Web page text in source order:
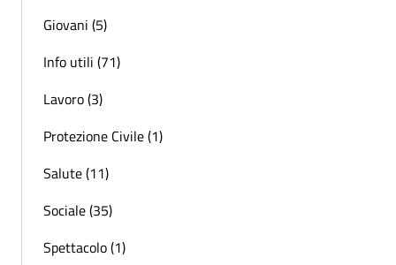
Giovani (5)
Info utili (71)
Lavoro (3)
Protezione Civile (1)
Salute (11)
Sociale (35)
Spettacolo (1)